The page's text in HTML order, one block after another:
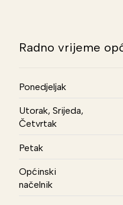
Radno vrijeme
Ponedjeljak
Utorak, Srijeda,
Četvrtak
Petak
Općinski
načelnik